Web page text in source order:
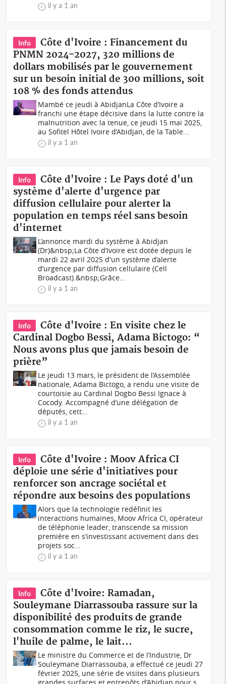
il y a 1 an
Info
Côte d'Ivoire : Financement du
PNMN 2024-2027, 320 millions de
dollars mobilisés par le gouvernement
sur un besoin initial de 300 millions, soit
108 % des fonds attendus
Mambé ce jeudi à AbidjanLa Côte d’Ivoire a
franchi une étape décisive dans la lutte contre la
malnutrition avec la tenue, ce jeudi 15 mai 2025,
au Sofitel Hôtel Ivoire d’Abidjan, de la Table...
il y a 1 an
Info
Côte d'Ivoire : Le Pays doté d'un
système d'alerte d'urgence par
diffusion cellulaire pour alerter la
population en temps réel sans besoin
d'internet
L’annonce mardi du système à Abidjan
(Dr)&nbsp;La Côte d’Ivoire est dotée depuis le
mardi 22 avril 2025 d'un système d’alerte
d’urgence par diffusion cellulaire (Cell
Broadcast).&nbsp;Grâce...
il y a 1 an
Info
Côte d'Ivoire : En visite chez le
Cardinal Dogbo Bessi, Adama Bictogo: “
Nous avons plus que jamais besoin de
prière”
Le jeudi 13 mars, le président de l’Assemblée
nationale, Adama Bictogo, a rendu une visite de
courtoisie au Cardinal Dogbo Bessi Ignace à
Cocody. Accompagné d’une délégation de
députés, cett...
il y a 1 an
Info
Côte d'Ivoire : Moov Africa CI
déploie une série d'initiatives pour
renforcer son ancrage sociétal et
répondre aux besoins des populations
Alors que la technologie redéfinit les
interactions humaines, Moov Africa CI, opérateur
de téléphonie leader, transcende sa mission
première en s’investissant activement dans des
projets soc...
il y a 1 an
Info
Côte d'Ivoire: Ramadan,
Souleymane Diarrassouba rassure sur la
disponibilité des produits de grande
consommation comme le riz, le sucre,
l'huile de palme, le lait...
Le ministre du Commerce et de l’Industrie, Dr
Souleymane Diarrassouba, a effectué ce jeudi 27
février 2025, une série de visites dans plusieurs